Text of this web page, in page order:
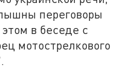
переговоры
в беседе с
мотострелкового